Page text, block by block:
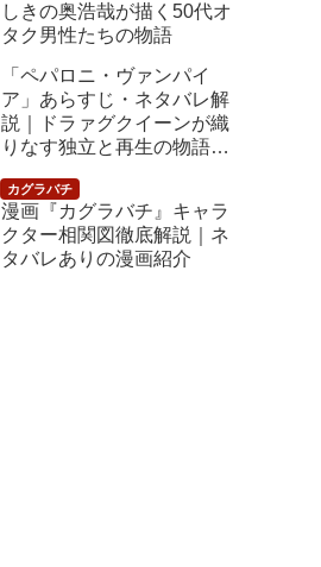
しきの奥浩哉が描く50代オ
タク男性たちの物語
「ペパロニ・ヴァンパイ
ア」あらすじ・ネタバレ解
説｜ドラァグクイーンが織
りなす独立と再生の物語
漫画『カグラバチ』キャラ
クター相関図徹底解説｜ネ
タバレありの漫画紹介